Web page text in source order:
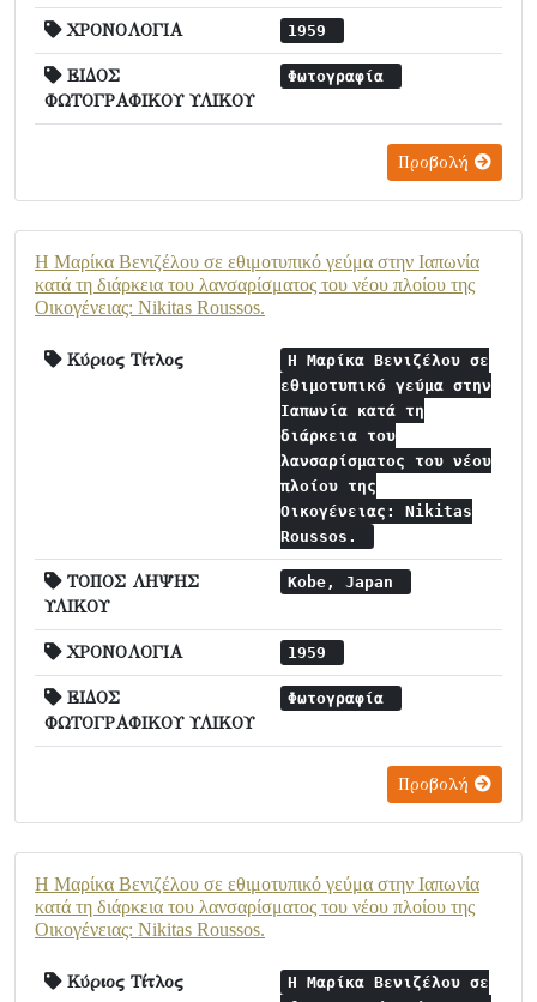
ΧΡΟΝΟΛΟΓΙΑ 1959
ΕΙΔΟΣ
ΦΩΤΟΓΡΑΦΙΚΟΥ ΥΛΙΚΟΥ
Φωτογραφία
Προβολή
Η Μαρίκα Βενιζέλου σε εθιμοτυπικό γεύμα στην Ιαπωνία
κατά τη διάρκεια του λανσαρίσματος του νέου πλοίου της
Οικογένειας: Nikitas Roussos.
Κύριος Τίτλος
Η Μαρίκα Βενιζέλου σε
εθιμοτυπικό γεύμα στην
Ιαπωνία κατά τη
διάρκεια του
λανσαρίσματος του νέου
πλοίου της
Οικογένειας: Nikitas
Roussos.
ΤΟΠΟΣ ΛΗΨΗΣ
ΥΛΙΚΟΥ
Kobe, Japan
ΧΡΟΝΟΛΟΓΙΑ 1959
ΕΙΔΟΣ
ΦΩΤΟΓΡΑΦΙΚΟΥ ΥΛΙΚΟΥ
Φωτογραφία
Προβολή
Η Μαρίκα Βενιζέλου σε εθιμοτυπικό γεύμα στην Ιαπωνία
κατά τη διάρκεια του λανσαρίσματος του νέου πλοίου της
Οικογένειας: Nikitas Roussos.
Κύριος Τίτλος
Η Μαρίκα Βενιζέλου σε